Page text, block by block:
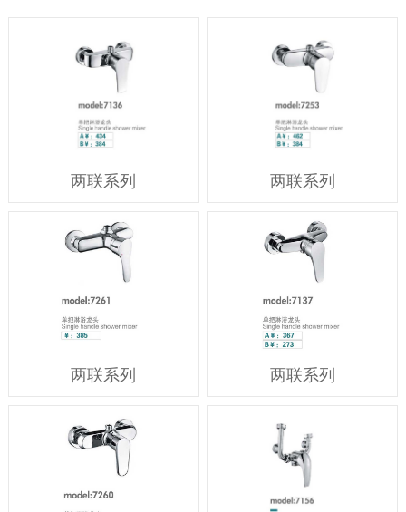
两联系列 两联系列
两联系列 两联系列